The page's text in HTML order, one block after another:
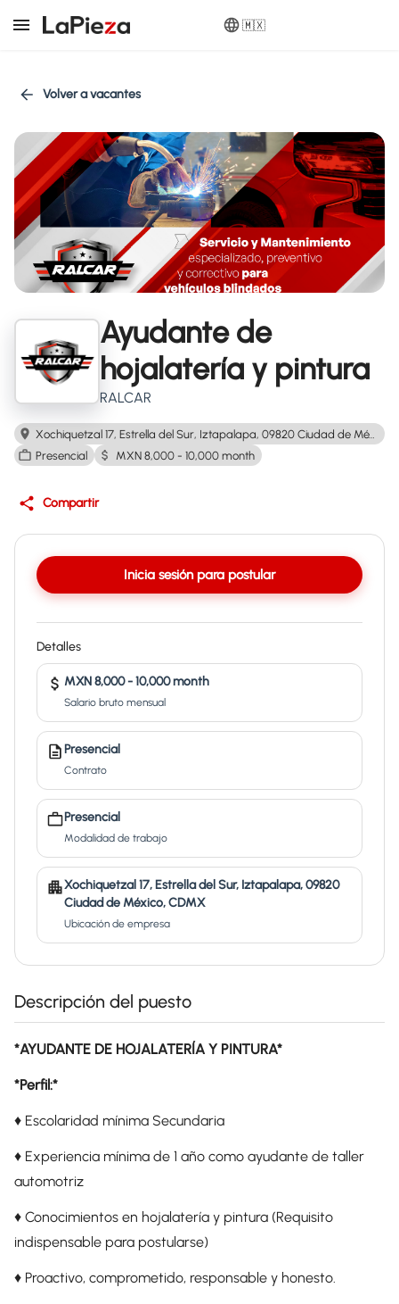
🇲🇽
Volver a vacantes
Ayudante de
hojalatería y pintura
RALCAR
Xochiquetzal 17, Estrella del Sur, Iztapalapa, 09820 Ciudad de México, CDMX
Presencial
MXN 8,000 - 10,000 month
Compartir
Inicia sesión para postular
Detalles
MXN 8,000 - 10,000 month
Salario bruto mensual
Presencial
Contrato
Presencial
Modalidad de trabajo
Xochiquetzal 17, Estrella del Sur, Iztapalapa, 09820
Ciudad de México, CDMX
Ubicación de empresa
Descripción del puesto
*AYUDANTE DE HOJALATERÍA Y PINTURA*
*Perfil:*
♦️ Escolaridad mínima Secundaria
♦️ Experiencia mínima de 1 año como ayudante de taller
automotriz
♦️ Conocimientos en hojalatería y pintura (Requisito
indispensable para postularse)
♦️ Proactivo, comprometido, responsable y honesto.